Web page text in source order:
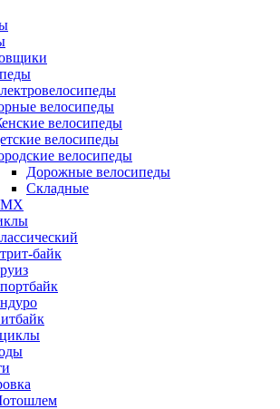
велосипеды
велосипеды
велосипеды
велосипеды
Дорожные велосипеды
Складные
байк